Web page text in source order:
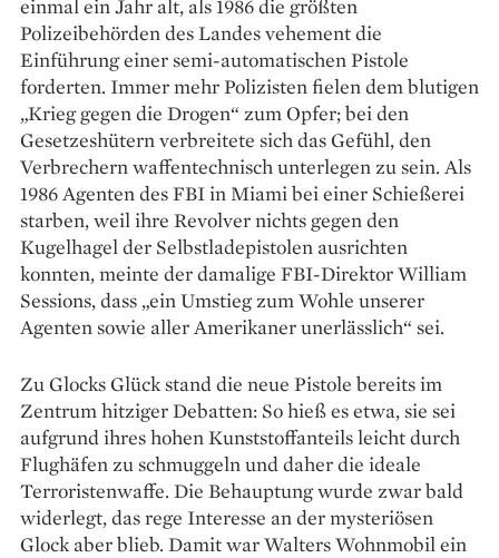
einmal ein Jahr alt, als 1986 die größten
Polizeibehörden des Landes vehement die
Einführung einer semi-automatischen Pistole
forderten. Immer mehr Polizisten fielen dem blutigen
„Krieg gegen die Drogen“ zum Opfer; bei den
Gesetzes­hütern verbreitete sich das Gefühl, den
Verbrechern waffentechnisch unterlegen zu sein. Als
1986 Agenten des FBI in Miami bei einer Schießerei
starben, weil ihre Revolver nichts gegen den
Kugelhagel der Selbstladepistolen ausrichten
konnten, meinte der damalige FBI-Direktor William
Sessions, dass „ein Umstieg zum Wohle unserer
Agenten sowie aller Amerikaner unerlässlich“ sei.
Zu Glocks Glück stand die neue Pistole bereits im
Zentrum hitziger Debatten: So hieß es etwa, sie sei
aufgrund ihres hohen Kunststoffanteils leicht durch
Flughäfen zu schmuggeln und daher die ideale
Terroristenwaffe. Die Behauptung wurde zwar bald
widerlegt, das rege Interesse an der mysteriösen
Glock aber blieb. Damit war Walters Wohnmobil ein